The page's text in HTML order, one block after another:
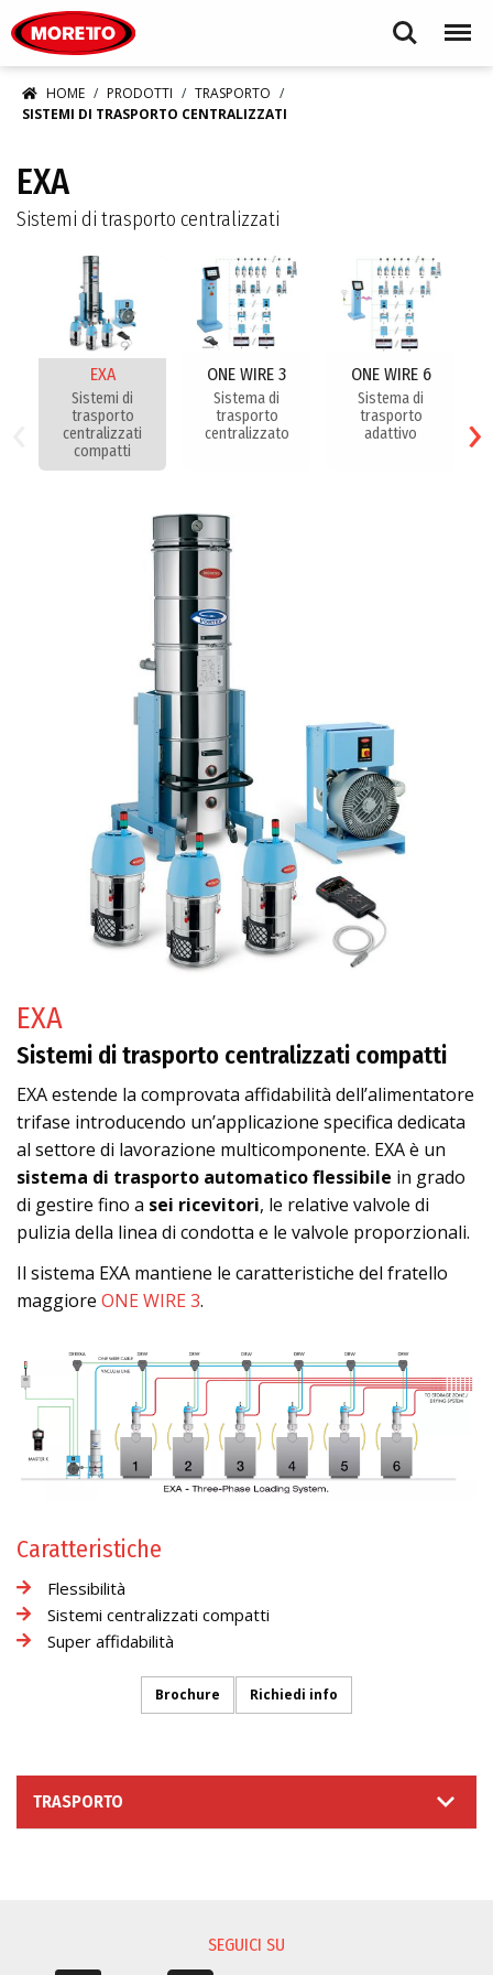
Search Menu
HOME PRODOTTI
TRASPORTO
SISTEMI DI TRASPORTO CENTRALIZZATI
EXA
Sistemi di trasporto centralizzati
EXA
Sistemi di
trasporto
centralizzati
compatti
ONE WIRE 3
Sistema di
trasporto
centralizzato
ONE WIRE 6
Sistema di
trasporto
adattivo
›
EXA
Sistemi di trasporto centralizzati compatti
EXA estende la comprovata affidabilità dell’alimentatore
trifase introducendo un’applicazione specifica dedicata
al settore di lavorazione multicomponente. EXA è un
sistema di trasporto automatico flessibile in grado
di gestire fino a sei ricevitori, le relative valvole di
pulizia della linea di condotta e le valvole proporzionali.
Il sistema EXA mantiene le caratteristiche del fratello
maggiore ONE WIRE 3.
Caratteristiche
Flessibilità
Sistemi centralizzati compatti
Super affidabilità
Brochure Richiedi info
TRASPORTO
SEGUICI SU